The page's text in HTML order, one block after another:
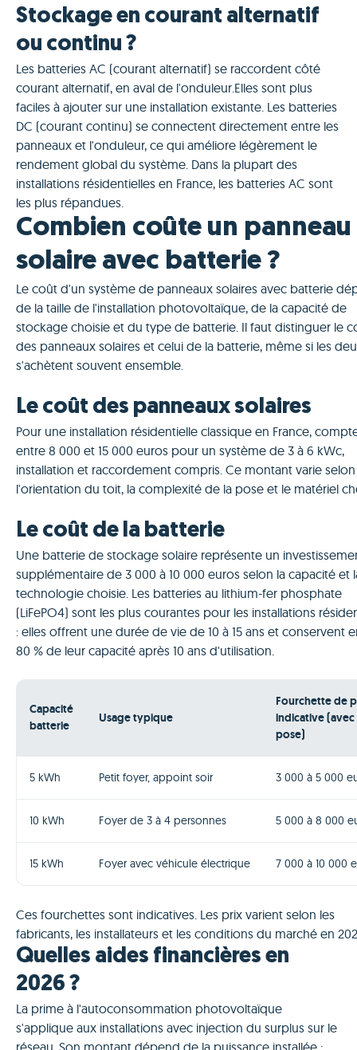
Stockage en courant alternatif
ou continu ?
Les batteries AC (courant alternatif) se raccordent côté
courant alternatif, en aval de l'onduleur.Elles sont plus
faciles à ajouter sur une installation existante. Les batteries
DC (courant continu) se connectent directement entre les
panneaux et l'onduleur, ce qui améliore légèrement le
rendement global du système. Dans la plupart des
installations résidentielles en France, les batteries AC sont
les plus répandues.
Combien coûte un panneau
solaire avec batterie ?
Le coût d'un système de panneaux solaires avec batterie
de la taille de l'installation photovoltaïque, de la capacité de
stockage choisie et du type de batterie. Il faut distinguer le
des panneaux solaires et celui de la batterie, même si les
s'achètent souvent ensemble.
Le coût des panneaux solaires
Pour une installation résidentielle classique en France,
entre 8 000 et 15 000 euros pour un système de 3 à 6 kWc,
installation et raccordement compris. Ce montant varie selon
l'orientation du toit, la complexité de la pose et le matériel
Le coût de la batterie
Une batterie de stockage solaire représente un
supplémentaire de 3 000 à 10 000 euros selon la capacité et
technologie choisie. Les batteries au lithium-fer phosphate
(LiFePO4) sont les plus courantes pour les installations
: elles offrent une durée de vie de 10 à 15 ans et conservent
80 % de leur capacité après 10 ans d'utilisation.
Capacité
batterie
Usage typique
Fourchette de
indicative (avec
pose)
5 kWh Petit foyer, appoint soir 3 000 à 5 000
10 kWh Foyer de 3 à 4 personnes 5 000 à 8 000
15 kWh Foyer avec véhicule électrique 7 000 à 10 000
Ces fourchettes sont indicatives. Les prix varient selon les
fabricants, les installateurs et les conditions du marché en
Quelles aides financières en
2026 ?
La prime à l'autoconsommation photovoltaïque
s'applique aux installations avec injection du surplus sur le
réseau. Son montant dépend de la puissance installée :